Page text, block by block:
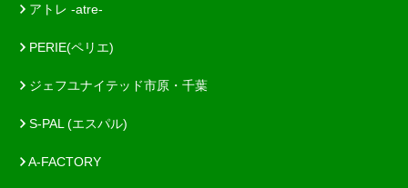
アトレ -atre-
PERIE(ペリエ)
ジェフユナイテッド市原・千葉
S-PAL (エスパル)
A-FACTORY